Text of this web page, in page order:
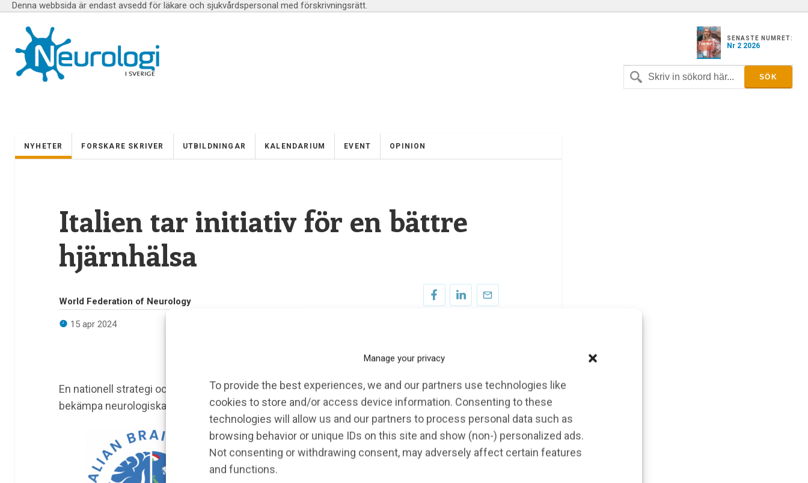
Manage your privacy
To provide the best experiences, we and our partners use technologies like
cookies to store and/or access device information. Consenting to these
technologies will allow us and our partners to process personal data such as
browsing behavior or unique IDs on this site and show (non-) personalized ads.
Not consenting or withdrawing consent, may adversely affect certain features
and functions.
Denna webbsida är endast avsedd för läkare och sjukvårdspersonal med förskrivningsrätt.
SENASTE NUMRET:
Nr 2 2026
NYHETER FORSKARE SKRIVER UTBILDNINGAR KALENDARIUM EVENT OPINION
Italien tar initiativ för en bättre
hjärnhälsa
World Federation of Neurology
15 apr 2024
En nationell strategi och en hjärnhälsoplan ”One Brain, One Health”,har lanserats i Italien för att
bekämpa neurologiska sjukdomar mellan 2024 – 2031.